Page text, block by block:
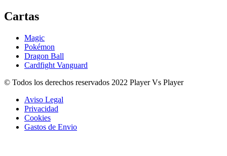
Cartas
Magic
Pokémon
Dragon Ball
Cardfight Vanguard
© Todos los derechos reservados 2022 Player Vs Player
Aviso Legal
Privacidad
Cookies
Gastos de Envio